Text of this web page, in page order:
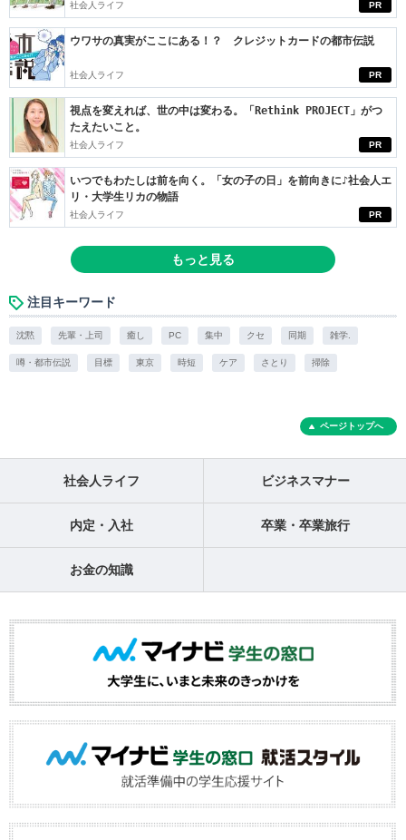
PR
社会人ライフ
PR
ウワサの真実がここにある！？ クレジットカードの都市伝説
社会人ライフ
PR
視点を変えれば、世の中は変わる。「Rethink PROJECT」がつ
たえたいこと。
社会人ライフ
PR
いつでもわたしは前を向く。「女の子の日」を前向きに♪社会人エ
リ・大学生リカの物語
社会人ライフ
もっと見る
注目キーワード
沈黙 先輩・上司 癒し PC 集中 クセ 同期 雑学.
噂・都市伝説 目標 東京 時短 ケア さとり 掃除
ページトップへ
社会人ライフ ビジネスマナー
内定・入社 卒業・卒業旅行
お金の知識